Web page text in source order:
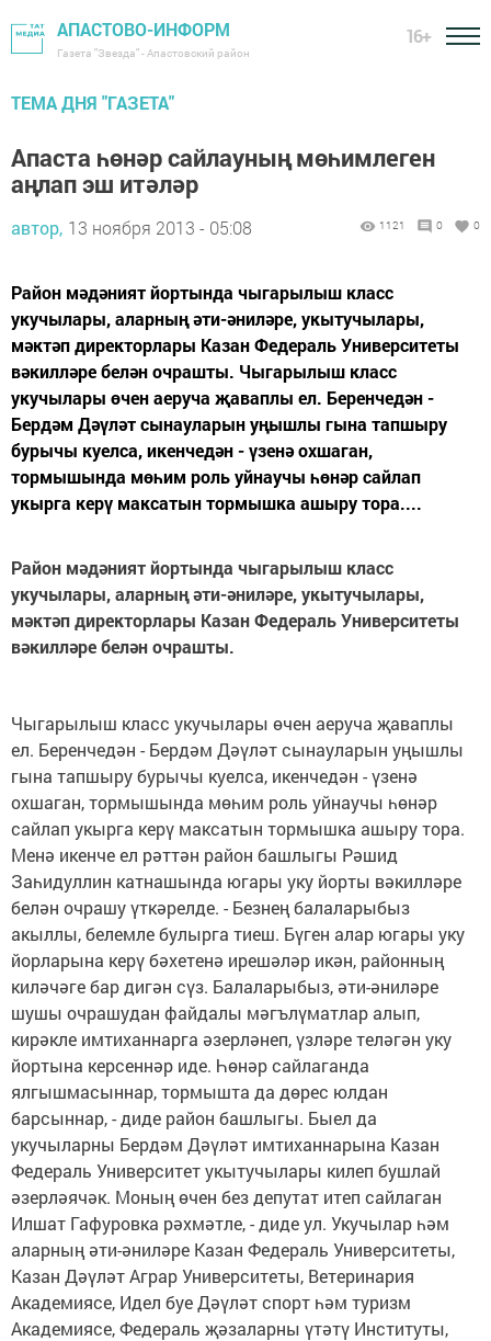
АПАСТОВО-ИНФОРМ
Газета "Звезда" - Апастовский район
16+
ТЕМА ДНЯ "ГАЗЕТА"
Апаста һөнәр сайлауның мөһимлеген
аңлап эш итәләр
автор, 13 ноября 2013 - 05:08 1121 0 0
Район мәдәният йортында чыгарылыш класс
укучылары, аларның әти-әниләре, укытучылары,
мәктәп директорлары Казан Федераль Университеты
вәкилләре белән очрашты. Чыгарылыш класс
укучылары өчен аеруча җаваплы ел. Беренчедән -
Бердәм Дәүләт сынауларын уңышлы гына тапшыру
бурычы куелса, икенчедән - үзенә охшаган,
тормышында мөһим роль уйнаучы һөнәр сайлап
укырга керү максатын тормышка ашыру тора....
Район мәдәният йортында чыгарылыш класс
укучылары, аларның әти-әниләре, укытучылары,
мәктәп директорлары Казан Федераль Университеты
вәкилләре белән очрашты.
Чыгарылыш класс укучылары өчен аеруча җаваплы
ел. Беренчедән - Бердәм Дәүләт сынауларын уңышлы
гына тапшыру бурычы куелса, икенчедән - үзенә
охшаган, тормышында мөһим роль уйнаучы һөнәр
сайлап укырга керү максатын тормышка ашыру тора.
Менә икенче ел рәттән район башлыгы Рәшид
Заһидуллин катнашында югары уку йорты вәкилләре
белән очрашу үткәрелде. - Безнең балаларыбыз
акыллы, белемле булырга тиеш. Бүген алар югары уку
йорларына керү бәхетенә ирешәләр икән, районның
киләчәге бар дигән сүз. Балаларыбыз, әти-әниләре
шушы очрашудан файдалы мәгълүматлар алып,
кирәкле имтиханнарга әзерләнеп, үзләре теләгән уку
йортына керсеннәр иде. Һөнәр сайлаганда
ялгышмасыннар, тормышта да дөрес юлдан
барсыннар, - диде район башлыгы. Быел да
укучыларны Бердәм Дәүләт имтиханнарына Казан
Федераль Университет укытучылары килеп бушлай
әзерләячәк. Моның өчен без депутат итеп сайлаган
Илшат Гафуровка рәхмәтле, - диде ул. Укучылар һәм
аларның әти-әниләре Казан Федераль Университеты,
Казан Дәүләт Аграр Университеты, Ветеринария
Академиясе, Идел буе Дәүләт спорт һәм туризм
Академиясе, Федераль җәзаларны үтәтү Институты,